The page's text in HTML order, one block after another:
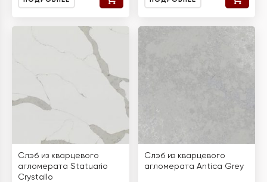
Слэб из кварцевого
агломерата Statuario
Crystallo
Слэб из кварцевого
агломерата Antica Grey